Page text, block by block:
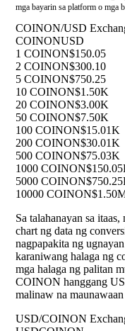
mga bayarin sa platform o mga
COINON/USD
COINONUSD
1 COINON$150.05
2 COINON$300.10
5 COINON$750.25
10 COINON$1.50K
20 COINON$3.00K
50 COINON$7.50K
100 COINON$15.01K
200 COINON$30.01K
500 COINON$75.03K
1000 COINON
5000 COINON
10000 COINON
Sa talahanayan sa
chart ng data ng
nagpapakita ng
karaniwang halaga ng
mga halaga ng palitan
COINON hanggang
malinaw na
USD/COINON